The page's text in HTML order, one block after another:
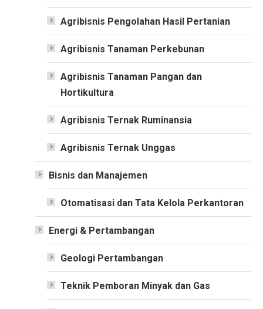
Agribisnis Pengolahan Hasil Pertanian
Agribisnis Tanaman Perkebunan
Agribisnis Tanaman Pangan dan
Hortikultura
Agribisnis Ternak Ruminansia
Agribisnis Ternak Unggas
Bisnis dan Manajemen
Otomatisasi dan Tata Kelola Perkantoran
Energi & Pertambangan
Geologi Pertambangan
Teknik Pemboran Minyak dan Gas